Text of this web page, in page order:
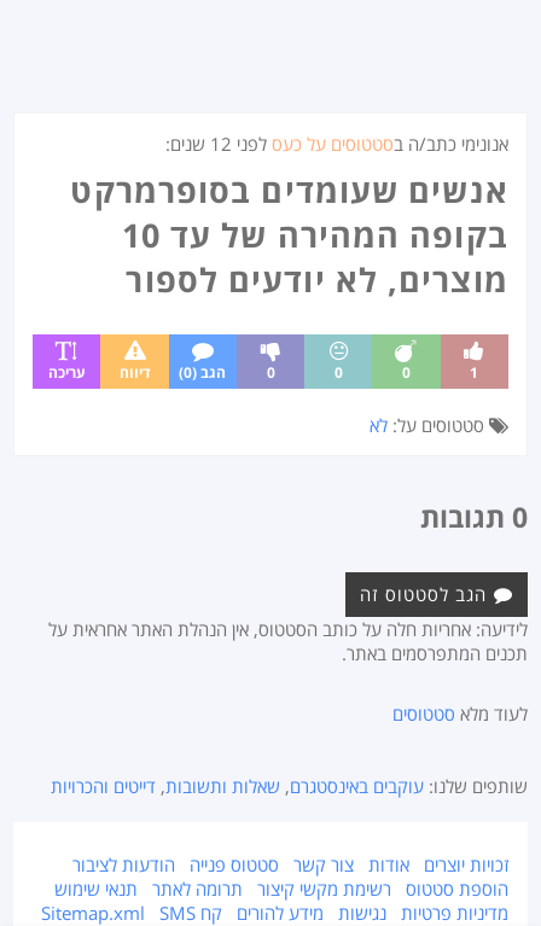
אנונימי כתב/ה בסטטוסים על כעס לפני 12 שנים :
אנשים שעומדים בסופרמרקט
בקופה המהירה של עד 10
מוצרים, לא יודעים לספור
1
0
0
0 הגב (0) דיווח עריכה
סטטוסים על:לא
0 תגובות
הגב לסטטוס זה
לידיעה: אחריות חלה על כותב הסטטוס, אין הנהלת האתר אחראית על
תכנים המתפרסמים באתר.
לעוד מלא סטטוסים
שותפים שלנו:עוקבים באינסטגרם, שאלות ותשובות, דייטים והכרויות
זכויות יוצרים אודות צור קשר סטטוס פנייה
הודעות לציבור
הוספת סטטוס
רשימת מקשי קיצור תרומה לאתר
תנאי שימוש
מדיניות פרטיות
נגישות מידע להורים קח SMS Sitemap.xml